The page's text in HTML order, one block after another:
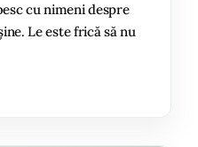
cu nimeni despre
Le este frică să nu